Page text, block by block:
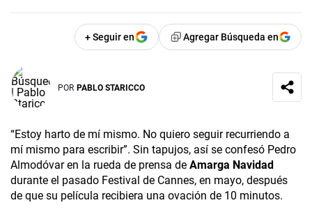
+ Seguir en Agregar Búsqueda en
POR PABLO STARICCO
“Estoy harto de mí mismo. No quiero seguir recurriendo a
mí mismo para escribir”. Sin tapujos, así se confesó Pedro
Almodóvar en la rueda de prensa de Amarga Navidad
durante el pasado Festival de Cannes, en mayo, después
de que su película recibiera una ovación de 10 minutos.